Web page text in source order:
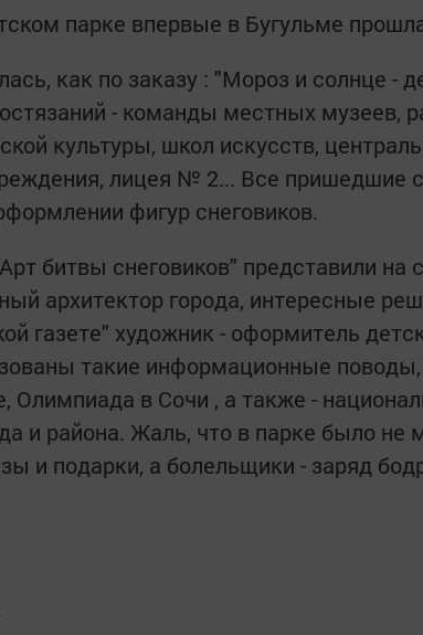
парке впервые в Бугульме
как по заказу : "Мороз и солнце -
- команды местных музеев,
культуры, школ искусств,
лицея № 2... Все пришедшие
фигур снеговиков.
битвы снеговиков" представили на
архитектор города, интересные
газете" художник - оформитель
такие информационные поводы,
Олимпиада в Сочи , а также -
и района. Жаль, что в парке было не
и подарки, а болельщики - заряд